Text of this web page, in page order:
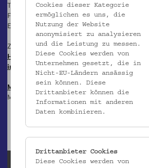
T: +43 1 406 89 05
F: +43 1 406 89 05.88
E:
office@volkskundemuseum.at
Zum Newsletter:
HIER anmelden &
informiert bleiben!
Mostothek@ OWA
Mai-Sep: Dienstags, 17 Uhr
Cookies dieser Kategorie
ermöglichen es uns, die
Nutzung der Website
anonymisiert zu analysieren
und die Leistung zu messen.
Diese Cookies werden von
Unternehmen gesetzt, die in
Nicht-EU-Ländern ansässig
sein können. Diese
Drittanbieter können die
Informationen mit anderen
Daten kombinieren.
Drittanbieter Cookies
Diese Cookies werden von